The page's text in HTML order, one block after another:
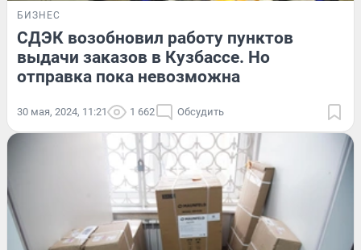
БИЗНЕС
СДЭК возобновил работу пунктов
выдачи заказов в Кузбассе. Но
отправка пока невозможна
30 мая, 2024, 11:21 1 662 Обсудить